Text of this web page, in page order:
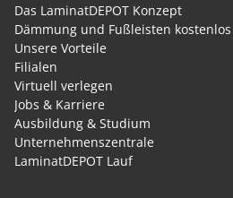
Das LaminatDEPOT Konzept
Dämmung und Fußleisten kostenlos
Unsere Vorteile
Filialen
Virtuell verlegen
Jobs & Karriere
Ausbildung & Studium
Unternehmenszentrale
LaminatDEPOT Lauf